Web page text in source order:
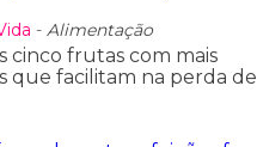
- Alimentação
cinco frutas com mais
que facilitam na perda de